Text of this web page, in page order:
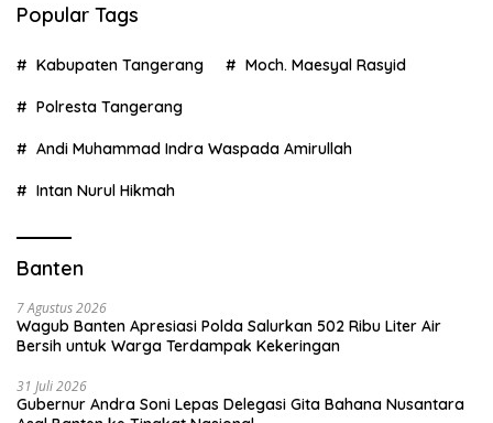
Popular Tags
Kabupaten Tangerang Moch. Maesyal Rasyid
Polresta Tangerang
Andi Muhammad Indra Waspada Amirullah
Intan Nurul Hikmah
Banten
7 Agustus 2026
Wagub Banten Apresiasi Polda Salurkan 502 Ribu Liter Air
Bersih untuk Warga Terdampak Kekeringan
31 Juli 2026
Gubernur Andra Soni Lepas Delegasi Gita Bahana Nusantara